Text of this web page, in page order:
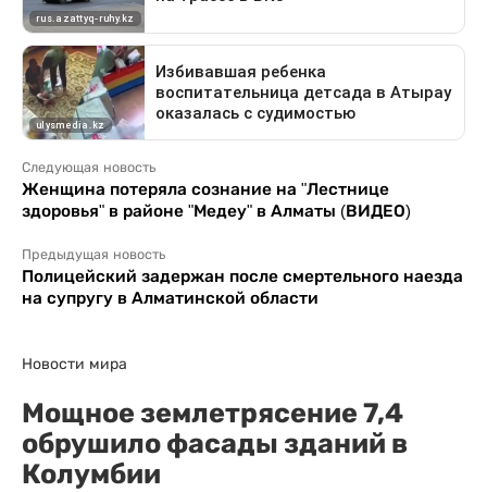
Следующая новость
Женщина потеряла сознание на "Лестнице
здоровья" в районе "Медеу" в Алматы (ВИДЕО)
Предыдущая новость
Полицейский задержан после смертельного наезда
на супругу в Алматинской области
Новости мира
Мощное землетрясение 7,4
обрушило фасады зданий в
Колумбии